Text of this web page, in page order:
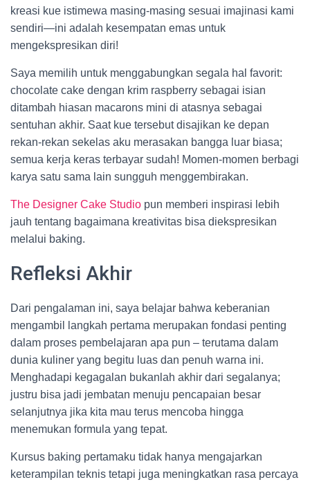
kreasi kue istimewa masing-masing sesuai imajinasi kami
sendiri—ini adalah kesempatan emas untuk
mengekspresikan diri!
Saya memilih untuk menggabungkan segala hal favorit:
chocolate cake dengan krim raspberry sebagai isian
ditambah hiasan macarons mini di atasnya sebagai
sentuhan akhir. Saat kue tersebut disajikan ke depan
rekan-rekan sekelas aku merasakan bangga luar biasa;
semua kerja keras terbayar sudah! Momen-momen berbagi
karya satu sama lain sungguh menggembirakan.
The Designer Cake Studio pun memberi inspirasi lebih
jauh tentang bagaimana kreativitas bisa diekspresikan
melalui baking.
Refleksi Akhir
Dari pengalaman ini, saya belajar bahwa keberanian
mengambil langkah pertama merupakan fondasi penting
dalam proses pembelajaran apa pun – terutama dalam
dunia kuliner yang begitu luas dan penuh warna ini.
Menghadapi kegagalan bukanlah akhir dari segalanya;
justru bisa jadi jembatan menuju pencapaian besar
selanjutnya jika kita mau terus mencoba hingga
menemukan formula yang tepat.
Kursus baking pertamaku tidak hanya mengajarkan
keterampilan teknis tetapi juga meningkatkan rasa percaya